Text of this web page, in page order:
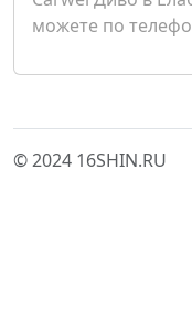
можете по
© 2024 16SHIN.RU